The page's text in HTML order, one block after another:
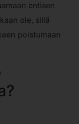
entisen
ole, sillä
poistumaan